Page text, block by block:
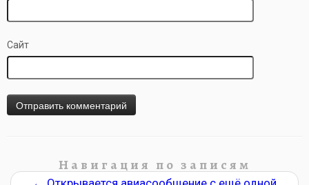
Сайт
Навигация по записям